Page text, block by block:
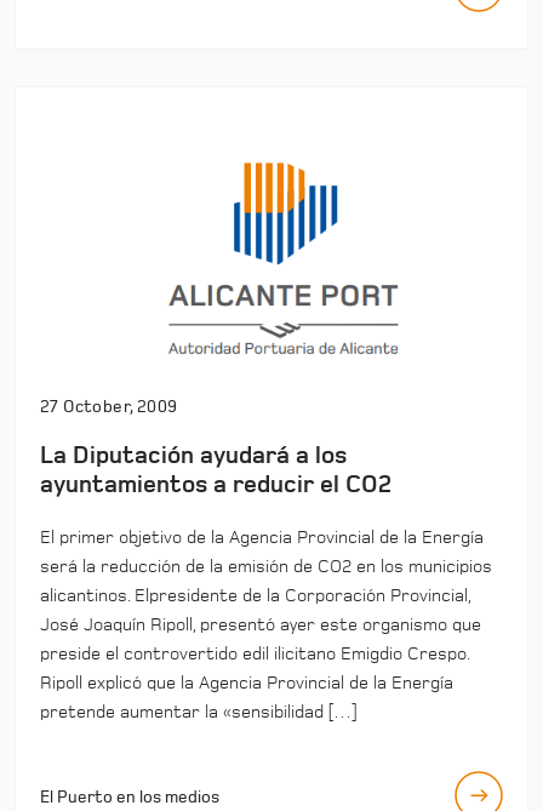
27 October, 2009
La Diputación ayudará a los
ayuntamientos a reducir el CO2
El primer objetivo de la Agencia Provincial de la Energía
será la reducción de la emisión de CO2 en los municipios
alicantinos. Elpresidente de la Corporación Provincial,
José Joaquín Ripoll, presentó ayer este organismo que
preside el controvertido edil ilicitano Emigdio Crespo.
Ripoll explicó que la Agencia Provincial de la Energía
pretende aumentar la «sensibilidad […]
El Puerto en los medios